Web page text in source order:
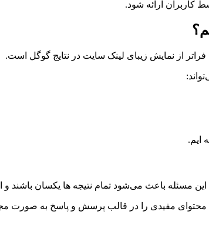
ارائه شود.
ایم.
باعث می‌شود تمام نتیجه ها یکسان باشند و
محتوای مفیدی را در قالب پرسش و پاسخ به صورت